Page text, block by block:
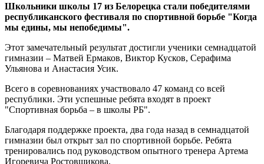
Школьники школы 17 из Белорецка стали победителями
республиканского фестиваля по спортивной борьбе "Когда
мы едины, мы непобедимы".
Этот замечательный результат достигли ученики семнадцатой
гимназии – Матвей Ермаков, Виктор Кусков, Серафима
Ульянова и Анастасия Усик.
Всего в соревнованиях участвовало 47 команд со всей
республики. Эти успешные ребята входят в проект
"Спортивная борьба – в школы РБ".
Благодаря поддержке проекта, два года назад в семнадцатой
гимназии был открыт зал по спортивной борьбе. Ребята
тренировались под руководством опытного тренера Артема
Игоревича Ростовщикова.